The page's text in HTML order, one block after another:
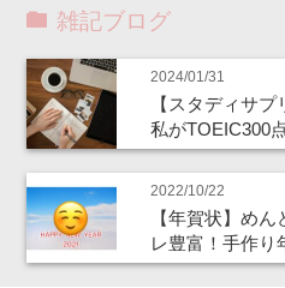
雑記ブログ
2024/01/31
【スタディサ
私がTOEIC300
2022/10/22
【年賀状】め
レ豊富！手作り